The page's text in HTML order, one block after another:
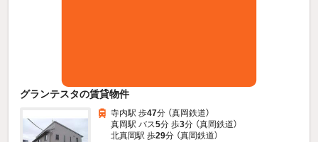
グランテスタの賃貸物件
寺内駅 歩47分 （真岡鉄道）
真岡駅 バス5分 歩3分 （真岡鉄道）
北真岡駅 歩29分 （真岡鉄道）